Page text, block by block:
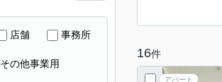
16件
アパート
店舗 事務所
その他事業用